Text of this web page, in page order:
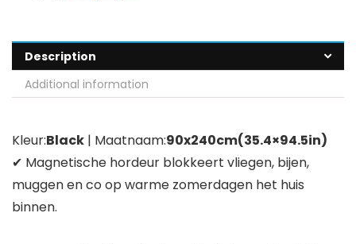
Description
Additional information
Kleur:Black | Maatnaam:90x240cm(35.4×94.5in)
✔ Magnetische hordeur blokkeert vliegen, bijen,
muggen en co op warme zomerdagen het huis
binnen.